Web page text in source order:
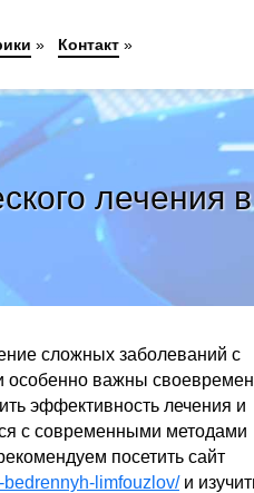
лечения в
сложных заболеваний с
особенно важны
эффективность лечения и
с современными методами
посетить сайт
limfouzlov/и
» Контакт»